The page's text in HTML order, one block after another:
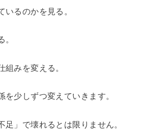
いるのかを見る。
組みを変える。
を少しずつ変えていきます。
足」で壊れるとは限りません。